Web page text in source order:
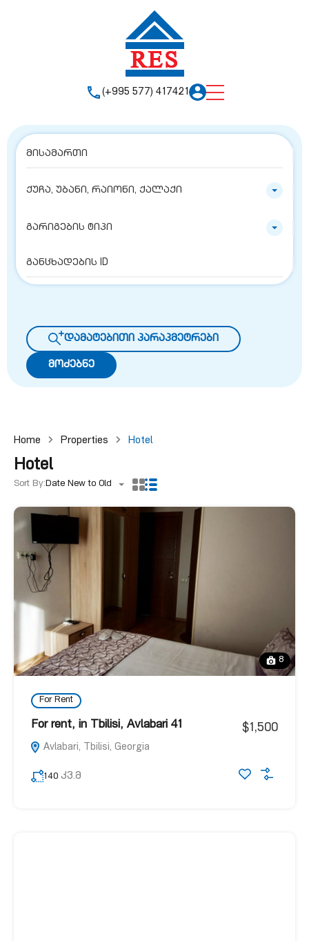
(+995 577) 417421
ქუჩა, უბანი, რაიონი, ქალაქი
გარიგების ტიპი
დამატებითი პარაპმეტრები
მოძებნე
Home Properties Hotel
Hotel
Sort By:Date New to Old
8
For Rent
For rent, in Tbilisi, Avlabari 41
Avlabari, Tbilisi, Georgia
$1,500
140 კვ.მ